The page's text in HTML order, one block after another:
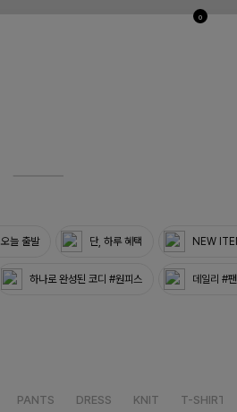
0
오늘 출발 단, 하루 혜택 NEW
하나로 완성된 코디 #원피스 데일리 #
PANTS DRESS KNIT T-SHIRT